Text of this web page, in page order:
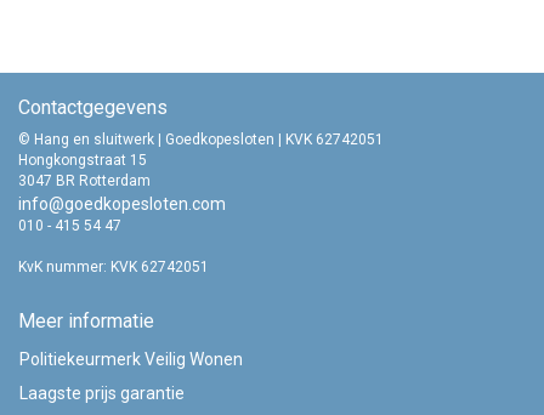
Contactgegevens
© Hang en sluitwerk | Goedkopesloten | KVK 62742051
Hongkongstraat 15
3047 BR Rotterdam
info@goedkopesloten.com
010 - 415 54 47
KvK nummer: KVK 62742051
Meer informatie
Politiekeurmerk Veilig Wonen
Laagste prijs garantie